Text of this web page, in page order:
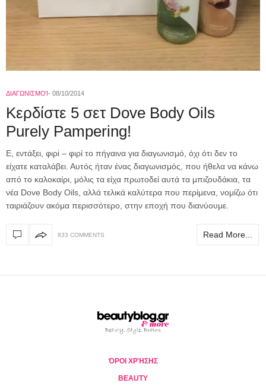
ΔΙΑΓΩΝΙΣΜΟΊ 08/10/2014
Κερδίστε 5 σετ Dove Body Oils
Purely Pampering!
Ε, εντάξει, φιρί – φιρί το πήγαινα για διαγωνισμό, όχι ότι δεν το
είχατε καταλάβει. Αυτός ήταν ένας διαγωνισμός, που ήθελα να κάνω
από το καλοκαίρι, μόλις τα είχα πρωτοδεί αυτά τα μπιζουδάκια, τα
νέα Dove Body Oils, αλλά τελικά καλύτερα που περίμενα, νομίζω ότι
ταιριάζουν ακόμα περισσότερο, στην εποχή που διανύουμε.
833 COMMENTS Read More...
ΌΡΟΙ ΧΡΉΣΗΣ
BEAUTY